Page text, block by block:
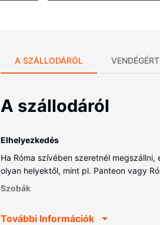
A SZÁLLODÁRÓL
A szállodáról
Elhelyezkedés
Ha Róma szívében szeretnél
olyan helyektől, mint pl. Panteon vagy
Szobák
nézhető műholdas csatornák kínálata a
További Információk